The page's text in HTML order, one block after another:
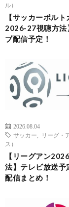
ル）
【サッカーポル
2026-27視聴方法
ブ配信予定！
2026.08.04
サッカー
リーグ・
ス）
【リーグアン
法】テレビ放送予
配信まとめ！